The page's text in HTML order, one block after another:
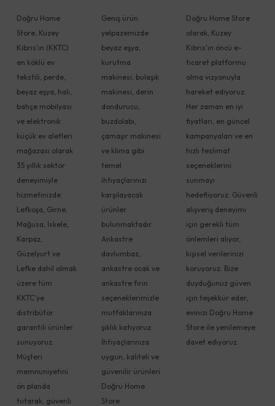
Doğru Home
Store, Kuzey
Kıbrıs'ın (KKTC)
en köklü ev
tekstili, perde,
beyaz eşya, halı,
bahçe mobilyası
ve elektronik
küçük ev aletleri
mağazası olarak
35 yıllık sektör
deneyimiyle
hizmetinizde.
Lefkoşa, Girne,
Mağusa, İskele,
Karpaz,
Güzelyurt ve
Lefke dahil olmak
üzere tüm
KKTC'ye
distribütör
garantili ürünler
sunuyoruz.
Müşteri
memnuniyetini
ön planda
tutarak, güvenli
Geniş ürün
yelpazemizde
beyaz eşya,
kurutma
makinesi, bulaşık
makinesi, derin
dondurucu,
buzdolabı,
çamaşır makinesi
ve klima gibi
temel
ihtiyaçlarınızı
karşılayacak
ürünler
bulunmaktadır.
Ankastre
davlumbaz,
ankastre ocak ve
ankastre fırın
seçeneklerimizle
mutfaklarınıza
şıklık katıyoruz.
İhtiyaçlarınıza
uygun, kaliteli ve
güvenilir ürünleri
Doğru Home
Store
Doğru Home Store
olarak, Kuzey
Kıbrıs'ın öncü e-
ticaret platformu
olma vizyonuyla
hareket ediyoruz.
Her zaman en iyi
fiyatları, en güncel
kampanyaları ve en
hızlı teslimat
seçeneklerini
sunmayı
hedefliyoruz. Güvenli
alışveriş deneyimi
için gerekli tüm
önlemleri alıyor,
kişisel verilerinizi
koruyoruz. Bize
duyduğunuz güven
için teşekkür eder,
evinizi Doğru Home
Store ile yenilemeye
davet ediyoruz.